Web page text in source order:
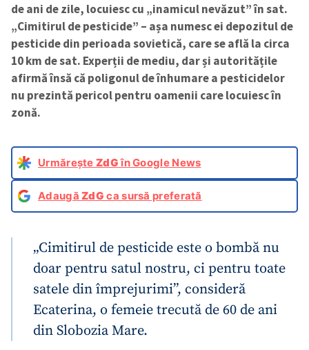
de ani de zile, locuiesc cu „inamicul nevăzut” în sat.
„Cimitirul de pesticide” – așa numesc ei depozitul de
pesticide din perioada sovietică, care se află la circa
10 km de sat. Experții de mediu, dar și autoritățile
afirmă însă că poligonul de înhumare a pesticidelor
nu prezintă pericol pentru oamenii care locuiesc în
zonă.
Urmărește ZdGîn Google News
AdaugăZdG ca sursă preferată
„Cimitirul de pesticide este o bombă nu
doar pentru satul nostru, ci pentru toate
satele din împrejurimi”, consideră
Ecaterina, o femeie trecută de 60 de ani
din Slobozia Mare.